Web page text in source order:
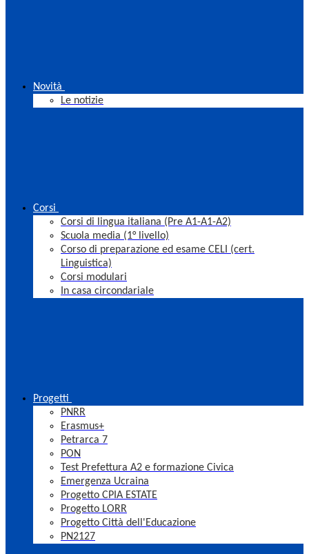
Novità
Le notizie
Corsi
Corsi di lingua italiana (Pre A1-A1-A2)
Scuola media (1° livello)
Corso di preparazione ed esame CELI (cert.
Linguistica)
Corsi modulari
In casa circondariale
Progetti
PNRR
Erasmus+
Petrarca 7
PON
Test Prefettura A2 e formazione Civica
Emergenza Ucraina
Progetto CPIA ESTATE
Progetto LORR
Progetto Città dell'Educazione
PN2127